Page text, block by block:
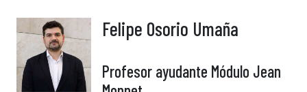
Felipe Osorio Umaña
Profesor ayudante Módulo Jean